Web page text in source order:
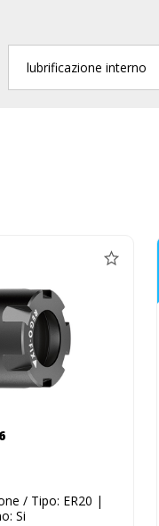
lubrificazione interno
/ Tipo: ER20 |
Si